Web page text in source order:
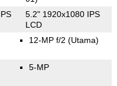
5.2" 1920x1080 IPS
LCD
12-MP f/2 (Utama)
5-MP